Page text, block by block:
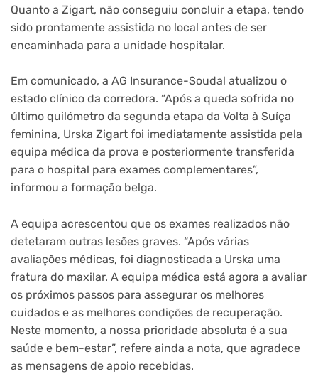
Quanto a Zigart, não conseguiu concluir a etapa, tendo
sido prontamente assistida no local antes de ser
encaminhada para a unidade hospitalar.
Em comunicado, a AG Insurance-Soudal atualizou o
estado clínico da corredora. “Após a queda sofrida no
último quilómetro da segunda etapa da Volta à Suíça
feminina, Urska Zigart foi imediatamente assistida pela
equipa médica da prova e posteriormente transferida
para o hospital para exames complementares”,
informou a formação belga.
A equipa acrescentou que os exames realizados não
detetaram outras lesões graves. “Após várias
avaliações médicas, foi diagnosticada a Urska uma
fratura do maxilar. A equipa médica está agora a avaliar
os próximos passos para assegurar os melhores
cuidados e as melhores condições de recuperação.
Neste momento, a nossa prioridade absoluta é a sua
saúde e bem-estar”, refere ainda a nota, que agradece
as mensagens de apoio recebidas.